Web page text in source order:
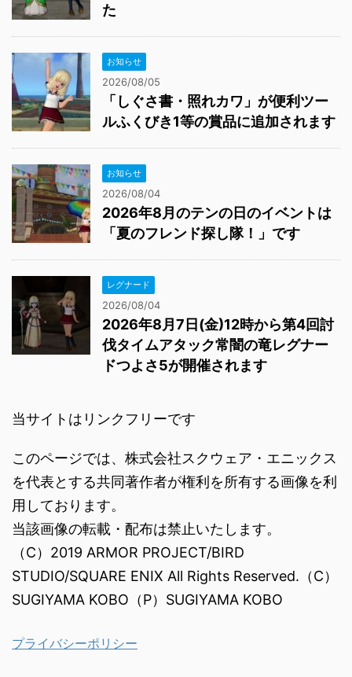
た
お知らせ
2026/08/05
「しぐさ書・照れカワ」が便利ツー
ルふくびき1等の賞品に追加されます
お知らせ
2026/08/04
2026年8月のテンの日のイベントは
「夏のフレンド探し隊！」です
レグナード
2026/08/04
2026年8月7日(金)12時から第4回討
伐タイムアタック常闇の竜レグナー
ドつよさ5が開催されます
当サイトはリンクフリーです
このページでは、株式会社スクウェア・エニックス
を代表とする共同著作者が権利を所有する画像を利
用しております。
当該画像の転載・配布は禁止いたします。
（C）2019 ARMOR PROJECT/BIRD
STUDIO/SQUARE ENIX All Rights Reserved.（C）
SUGIYAMA KOBO（P）SUGIYAMA KOBO
プライバシーポリシー